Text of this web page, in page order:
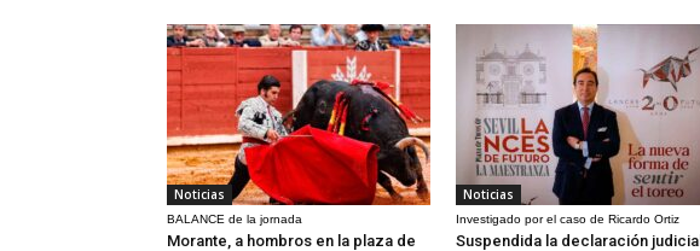
Noticias
BALANCE de la jornada
Morante, a hombros en la plaza de
Noticias
Investigado por el caso de Ricardo Ortiz
Suspendida la declaración judicial